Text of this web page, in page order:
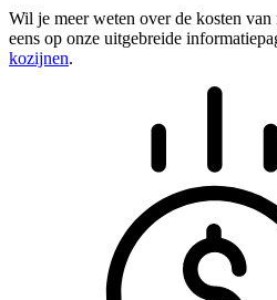
Wil je meer weten over de kosten
eens op onze uitgebreide
kozijnen.